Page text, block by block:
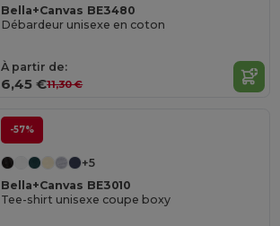
Bella+Canvas BE3480
Débardeur unisexe en coton
À partir de:
6,45 €11,30 €
-57%
+5
Bella+Canvas BE3010
Tee-shirt unisexe coupe boxy